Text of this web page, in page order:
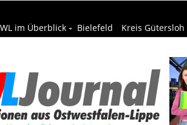
im Überblick Bielefeld Kreis Gütersloh